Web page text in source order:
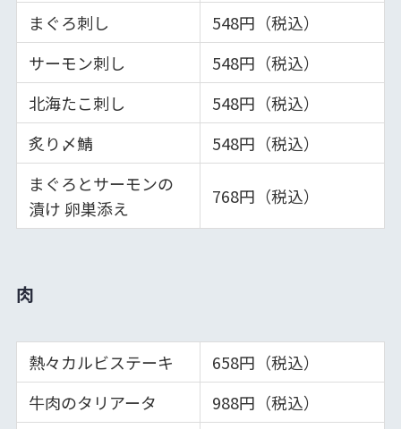
まぐろ刺し
548円（税込）
サーモン刺し
548円（税込）
北海たこ刺し
548円（税込）
炙り〆鯖
548円（税込）
まぐろとサーモンの
漬け 卵巣添え
768円（税込）
肉
熱々カルビステーキ
658円（税込）
牛肉のタリアータ
988円（税込）